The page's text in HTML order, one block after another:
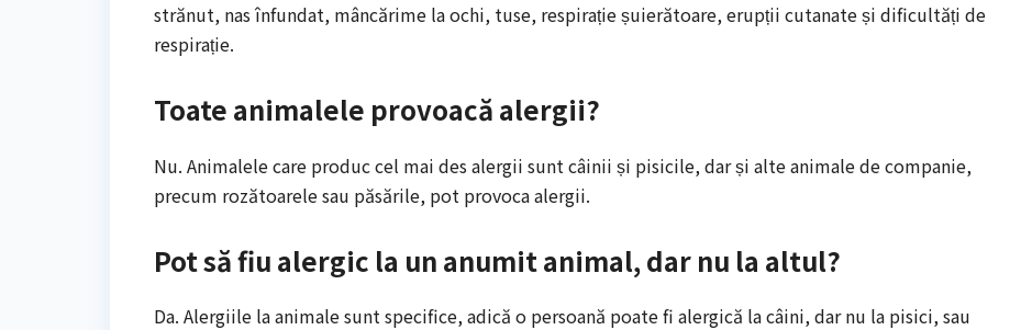
strănut, nas înfundat, mâncărime la ochi, tuse, respirație șuierătoare, erupții cutanate și dificultăți de
respirație.
Toate animalele provoacă alergii?
Nu. Animalele care produc cel mai des alergii sunt câinii și pisicile, dar și alte animale de companie,
precum rozătoarele sau păsările, pot provoca alergii.
Pot să fiu alergic la un anumit animal, dar nu la altul?
Da. Alergiile la animale sunt specifice, adică o persoană poate fi alergică la câini, dar nu la pisici, sau